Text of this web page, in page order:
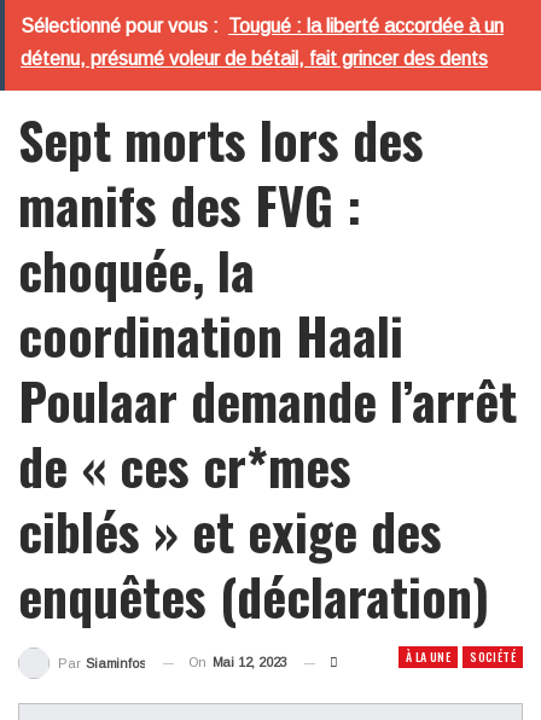
Sélectionné pour vous : Tougué : la liberté accordée à un
détenu, présumé voleur de bétail, fait grincer des dents
Sept morts lors des
manifs des FVG :
choquée, la
coordination Haali
Poulaar demande l’arrêt
de « ces cr*mes
ciblés » et exige des
enquêtes (déclaration)
À LA UNE SOCIÉTÉ
Par Siaminfos On Mai 12, 2023